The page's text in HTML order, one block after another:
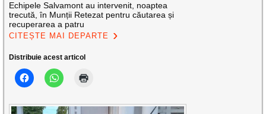
Echipele Salvamont au intervenit, noaptea
trecută, în Munții Retezat pentru căutarea și
recuperarea a patru
CITEȘTE MAI DEPARTE
Distribuie acest articol